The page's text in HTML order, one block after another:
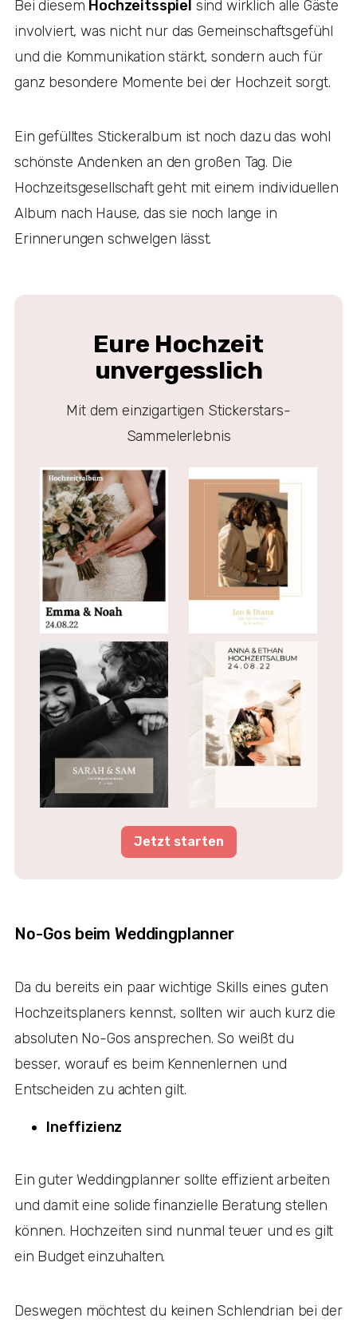
Bei diesem Hochzeitsspiel sind wirklich alle Gäste
involviert, was nicht nur das Gemeinschaftsgefühl
und die Kommunikation stärkt, sondern auch für
ganz besondere Momente bei der Hochzeit sorgt.
Ein gefülltes Stickeralbum ist noch dazu das wohl
schönste Andenken an den großen Tag. Die
Hochzeitsgesellschaft geht mit einem individuellen
Album nach Hause, das sie noch lange in
Erinnerungen schwelgen lässt.
Eure Hochzeit
unvergesslich
Mit dem einzigartigen Stickerstars-
Sammelerlebnis
Jetzt starten
No-Gos beim Weddingplanner
Da du bereits ein paar wichtige Skills eines guten
Hochzeitsplaners kennst, sollten wir auch kurz die
absoluten No-Gos ansprechen. So weißt du
besser, worauf es beim Kennenlernen und
Entscheiden zu achten gilt.
Ineffizienz
Ein guter Weddingplanner sollte effizient arbeiten
und damit eine solide finanzielle Beratung stellen
können. Hochzeiten sind nunmal teuer und es gilt
ein Budget einzuhalten.
Deswegen möchtest du keinen Schlendrian bei der